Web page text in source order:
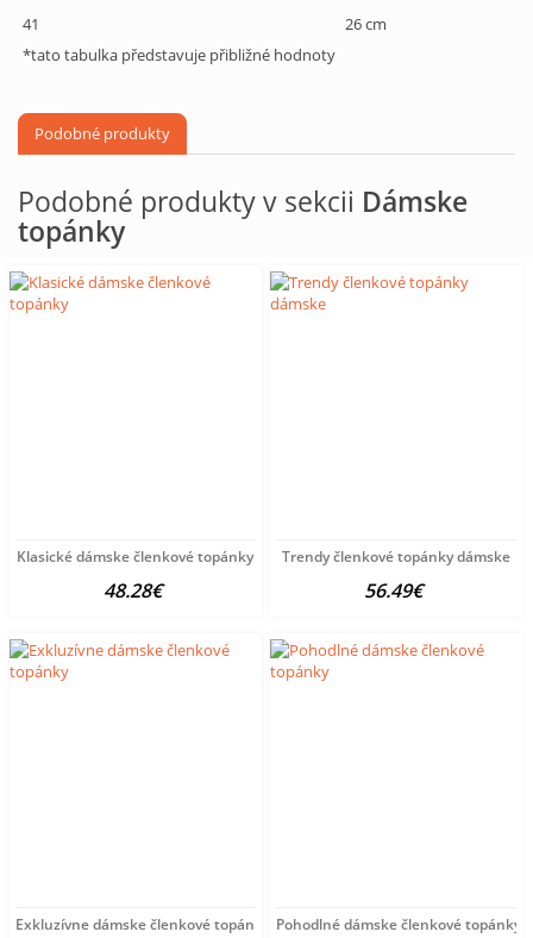
41
26 cm
*tato tabulka představuje přibližné hodnoty
Podobné produkty
Podobné produkty v sekcii Dámske
topánky
Klasické dámske členkové topánky
48.28€
Trendy členkové topánky dámske
56.49€
Exkluzívne dámske členkové topánky Pohodlné dámske členkové topánky